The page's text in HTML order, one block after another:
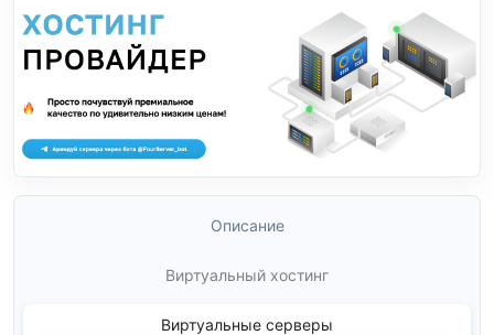
Описание
Виртуальный хостинг
Виртуальные серверы